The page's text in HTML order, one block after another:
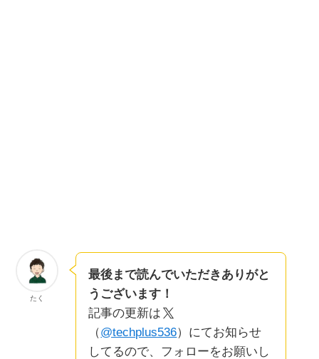
たく
最後まで読んでいただきありがと
うございます！
記事の更新は
（@techplus536）にてお知らせ
してるので、フォローをお願いし